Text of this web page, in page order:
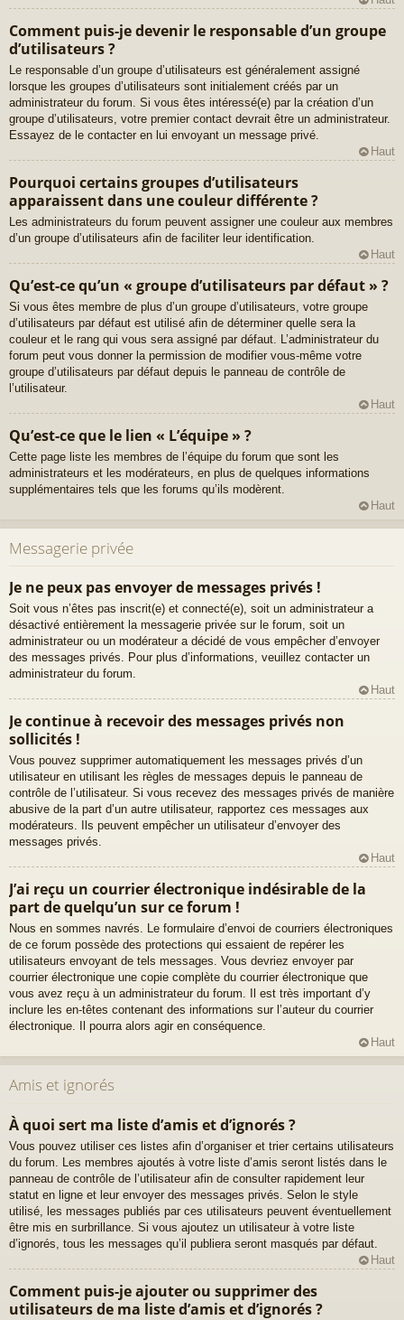
Comment puis-je devenir le responsable d’un groupe
d’utilisateurs ?
Le responsable d’un groupe d’utilisateurs est généralement assigné
lorsque les groupes d’utilisateurs sont initialement créés par un
administrateur du forum. Si vous êtes intéressé(e) par la création d’un
groupe d’utilisateurs, votre premier contact devrait être un administrateur.
Essayez de le contacter en lui envoyant un message privé.
Haut
Pourquoi certains groupes d’utilisateurs
apparaissent dans une couleur différente ?
Les administrateurs du forum peuvent assigner une couleur aux membres
d’un groupe d’utilisateurs afin de faciliter leur identification.
Haut
Qu’est-ce qu’un « groupe d’utilisateurs par défaut » ?
Si vous êtes membre de plus d’un groupe d’utilisateurs, votre groupe
d’utilisateurs par défaut est utilisé afin de déterminer quelle sera la
couleur et le rang qui vous sera assigné par défaut. L’administrateur du
forum peut vous donner la permission de modifier vous-même votre
groupe d’utilisateurs par défaut depuis le panneau de contrôle de
l’utilisateur.
Haut
Qu’est-ce que le lien « L’équipe » ?
Cette page liste les membres de l’équipe du forum que sont les
administrateurs et les modérateurs, en plus de quelques informations
supplémentaires tels que les forums qu’ils modèrent.
Haut
Messagerie privée
Je ne peux pas envoyer de messages privés !
Soit vous n’êtes pas inscrit(e) et connecté(e), soit un administrateur a
désactivé entièrement la messagerie privée sur le forum, soit un
administrateur ou un modérateur a décidé de vous empêcher d’envoyer
des messages privés. Pour plus d’informations, veuillez contacter un
administrateur du forum.
Haut
Je continue à recevoir des messages privés non
sollicités !
Vous pouvez supprimer automatiquement les messages privés d’un
utilisateur en utilisant les règles de messages depuis le panneau de
contrôle de l’utilisateur. Si vous recevez des messages privés de manière
abusive de la part d’un autre utilisateur, rapportez ces messages aux
modérateurs. Ils peuvent empêcher un utilisateur d’envoyer des
messages privés.
Haut
J’ai reçu un courrier électronique indésirable de la
part de quelqu’un sur ce forum !
Nous en sommes navrés. Le formulaire d’envoi de courriers électroniques
de ce forum possède des protections qui essaient de repérer les
utilisateurs envoyant de tels messages. Vous devriez envoyer par
courrier électronique une copie complète du courrier électronique que
vous avez reçu à un administrateur du forum. Il est très important d’y
inclure les en-têtes contenant des informations sur l’auteur du courrier
électronique. Il pourra alors agir en conséquence.
Haut
Amis et ignorés
À quoi sert ma liste d’amis et d’ignorés ?
Vous pouvez utiliser ces listes afin d’organiser et trier certains utilisateurs
du forum. Les membres ajoutés à votre liste d’amis seront listés dans le
panneau de contrôle de l’utilisateur afin de consulter rapidement leur
statut en ligne et leur envoyer des messages privés. Selon le style
utilisé, les messages publiés par ces utilisateurs peuvent éventuellement
être mis en surbrillance. Si vous ajoutez un utilisateur à votre liste
d’ignorés, tous les messages qu’il publiera seront masqués par défaut.
Haut
Comment puis-je ajouter ou supprimer des
utilisateurs de ma liste d’amis et d’ignorés ?